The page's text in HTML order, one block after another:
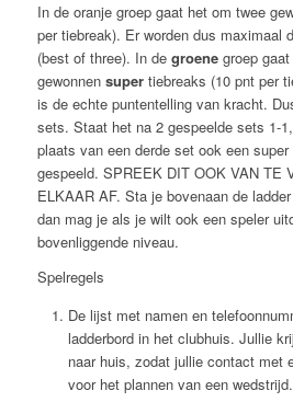
In de oranje groep gaat het om twee
per tiebreak). Er worden dus maximaal
(best of three). In de groenegroep gaat
gewonnen supertiebreaks (10 pnt per
is de echte puntentelling van kracht.
sets. Staat het na 2 gespeelde sets 1-
plaats van een derde set ook een super
gespeeld. SPREEK DIT OOK VAN TE
ELKAAR AF. Sta je bovenaan de
dan mag je als je wilt ook een speler
bovenliggende niveau.
Spelregels
De lijst met namen en
ladderbord in het clubhuis. Jullie
naar huis, zodat jullie contact met
voor het plannen van een wedstrijd.